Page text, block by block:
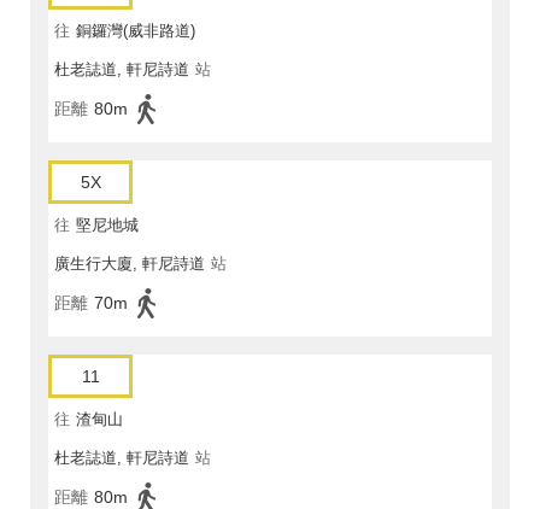
往 銅鑼灣(威非路道)
杜老誌道, 軒尼詩道 站
距離 80m
5X
往 堅尼地城
廣生行大廈, 軒尼詩道 站
距離 70m
11
往 渣甸山
杜老誌道, 軒尼詩道 站
距離 80m